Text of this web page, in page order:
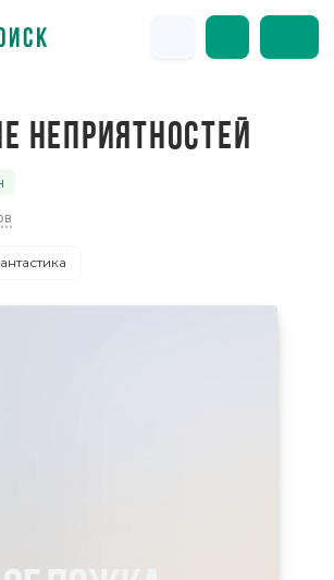
НЕПРИЯТНОСТЕЙ